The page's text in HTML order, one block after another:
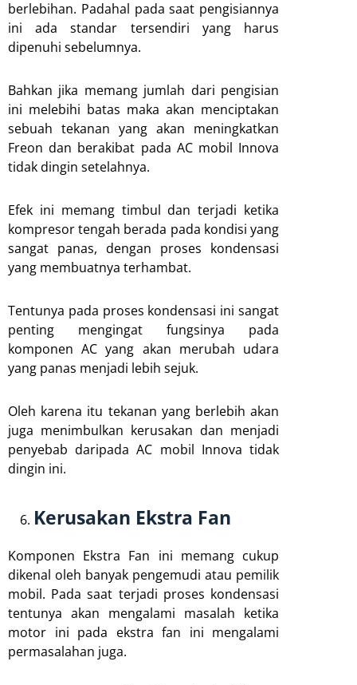
berlebihan. Padahal pada saat pengisiannya
ini ada standar tersendiri yang harus
dipenuhi sebelumnya.
Bahkan jika memang jumlah dari pengisian
ini melebihi batas maka akan menciptakan
sebuah tekanan yang akan meningkatkan
Freon dan berakibat pada AC mobil Innova
tidak dingin setelahnya.
Efek ini memang timbul dan terjadi ketika
kompresor tengah berada pada kondisi yang
sangat panas, dengan proses kondensasi
yang membuatnya terhambat.
Tentunya pada proses kondensasi ini sangat
penting mengingat fungsinya pada
komponen AC yang akan merubah udara
yang panas menjadi lebih sejuk.
Oleh karena itu tekanan yang berlebih akan
juga menimbulkan kerusakan dan menjadi
penyebab daripada AC mobil Innova tidak
dingin ini.
Kerusakan Ekstra Fan
Komponen Ekstra Fan ini memang cukup
dikenal oleh banyak pengemudi atau pemilik
mobil. Pada saat terjadi proses kondensasi
tentunya akan mengalami masalah ketika
motor ini pada ekstra fan ini mengalami
permasalahan juga.